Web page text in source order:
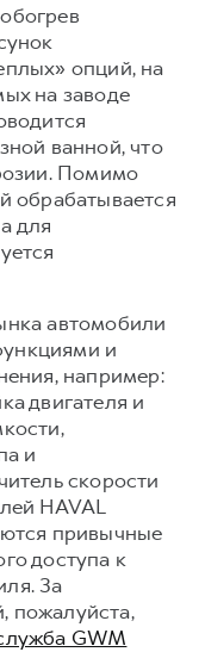
опций, на
на заводе
ванной, что
Помимо
обрабатывается
для
автомобили
и
например:
двигателя и
и
скорости
HAVAL
привычные
доступа к
За
пожалуйста,
GWM